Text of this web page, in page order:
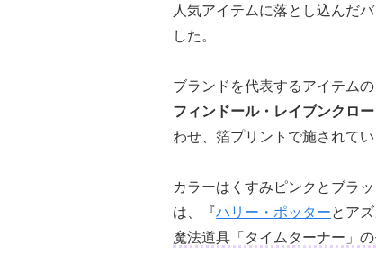
人気アイテムに落とし込んだ
した。
ブランドを代表するアイテム
フィンドール・レイブンクロ
わせ、箔プリントで施されてい
カラーはくすみピンクとブラ
は、『ハリー・ポッターとア
魔法道具「タイムターナー」